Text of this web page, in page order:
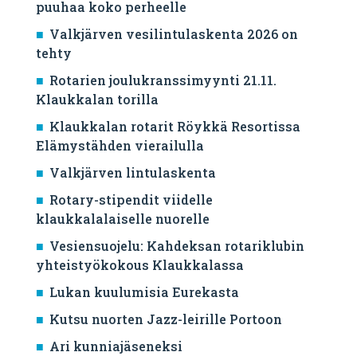
puuhaa koko perheelle
Valkjärven vesilintulaskenta 2026 on
tehty
Rotarien joulukranssimyynti 21.11.
Klaukkalan torilla
Klaukkalan rotarit Röykkä Resortissa
Elämystähden vierailulla
Valkjärven lintulaskenta
Rotary-stipendit viidelle
klaukkalalaiselle nuorelle
Vesiensuojelu: Kahdeksan rotariklubin
yhteistyökokous Klaukkalassa
Lukan kuulumisia Eurekasta
Kutsu nuorten Jazz-leirille Portoon
Ari kunniajäseneksi